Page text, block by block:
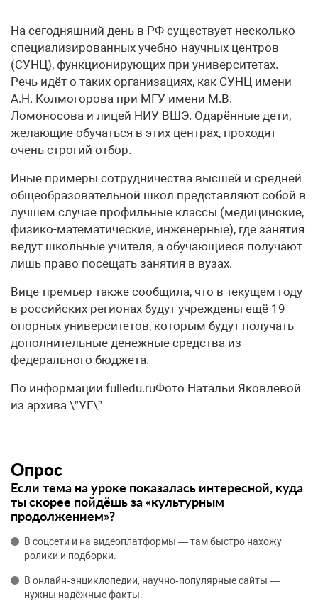
На сегодняшний день в РФ существует несколько
специализированных учебно-научных центров
(СУНЦ), функционирующих при университетах.
Речь идёт о таких организациях, как СУНЦ имени
А.Н. Колмогорова при МГУ имени М.В.
Ломоносова и лицей НИУ ВШЭ. Одарённые дети,
желающие обучаться в этих центрах, проходят
очень строгий отбор.
Иные примеры сотрудничества высшей и средней
общеобразовательной школ представляют собой в
лучшем случае профильные классы (медицинские,
физико-математические, инженерные), где занятия
ведут школьные учителя, а обучающиеся получают
лишь право посещать занятия в вузах.
Вице-премьер также сообщила, что в текущем году
в российских регионах будут учреждены ещё 19
опорных университетов, которым будут получать
дополнительные денежные средства из
федерального бюджета.
По информации fulledu.ruФото Натальи Яковлевой
из архива \”УГ\”
Опрос
Если тема на уроке показалась интересной, куда
ты скорее пойдёшь за «культурным
продолжением»?
В соцсети и на видеоплатформы — там быстро нахожу
ролики и подборки.
В онлайн‑энциклопедии, научно‑популярные сайты —
нужны надёжные факты.